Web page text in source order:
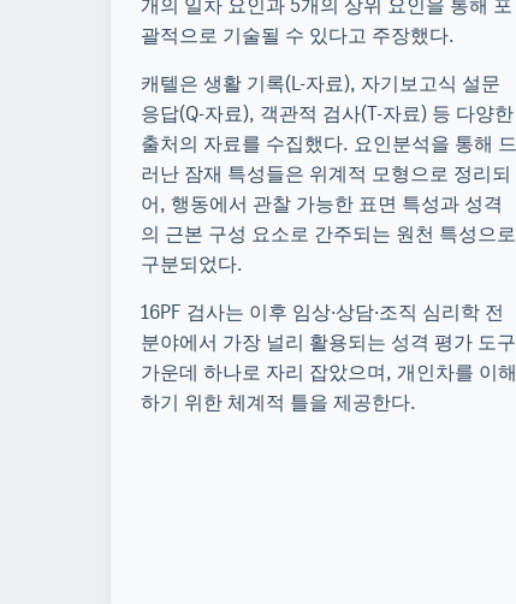
괄적으로 기술될 수 있다고 주장했다.
캐텔은 생활 기록(L-자료), 자기보고식 설문
응답(Q-자료), 객관적 검사(T-자료) 등 다양한
출처의 자료를 수집했다. 요인분석을 통해 드
러난 잠재 특성들은 위계적 모형으로 정리되
어, 행동에서 관찰 가능한 표면 특성과 성격
의 근본 구성 요소로 간주되는 원천 특성으로
구분되었다.
16PF 검사는 이후 임상·상담·조직 심리학 전
분야에서 가장 널리 활용되는 성격 평가 도구
가운데 하나로 자리 잡았으며, 개인차를 이해
하기 위한 체계적 틀을 제공한다.